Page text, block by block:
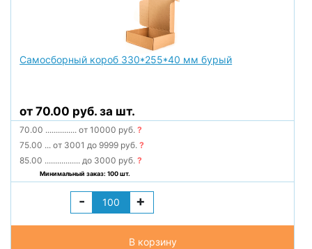
Самосборный короб 330*255*40 мм бурый
от 70.00 руб. за шт.
70.00 ............... от 10000 руб.?
75.00 ... от 3001 до 9999 руб.?
85.00 ................. до 3000 руб.?
Минимальный заказ: 100 шт.
- +
В корзину